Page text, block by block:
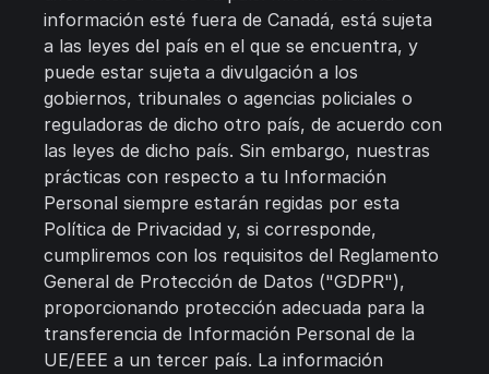
información esté fuera de Canadá, está sujeta
a las leyes del país en el que se encuentra, y
puede estar sujeta a divulgación a los
gobiernos, tribunales o agencias policiales o
reguladoras de dicho otro país, de acuerdo con
las leyes de dicho país. Sin embargo, nuestras
prácticas con respecto a tu Información
Personal siempre estarán regidas por esta
Política de Privacidad y, si corresponde,
cumpliremos con los requisitos del Reglamento
General de Protección de Datos ("GDPR"),
proporcionando protección adecuada para la
transferencia de Información Personal de la
UE/EEE a un tercer país. La información